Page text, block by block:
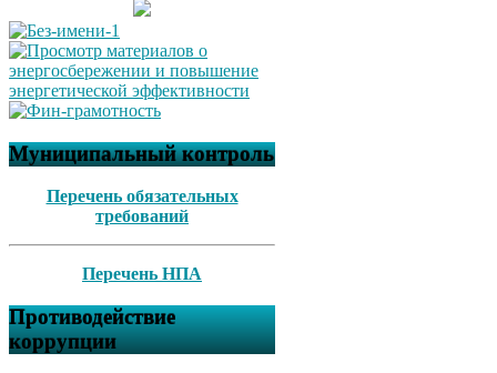
Муниципальный контроль
Перечень обязательных
требований
Перечень НПА
Противодействие
коррупции